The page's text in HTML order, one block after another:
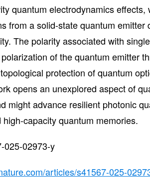
quantum electrodynamics
from a solid-state quantum emitter
The polarity associated with
of the quantum emitter
protection of quantum
opens an unexplored aspect of
might advance resilient photonic
capacity quantum memories.
025-02973-y
articles/s41567-025-